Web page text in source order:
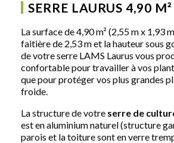
SERRE LAURUS 4,90 M²
La surface de 4,90 m² (2,55 m x 1,93
faitière de 2,53 m et la hauteur sous
de votre serre LAMS Laurus vous
confortable pour travailler à vos
que pour protéger vos plus grandes
froide.
La structure de votre serre de
est en aluminium naturel (structure
parois et la toiture sont en verre